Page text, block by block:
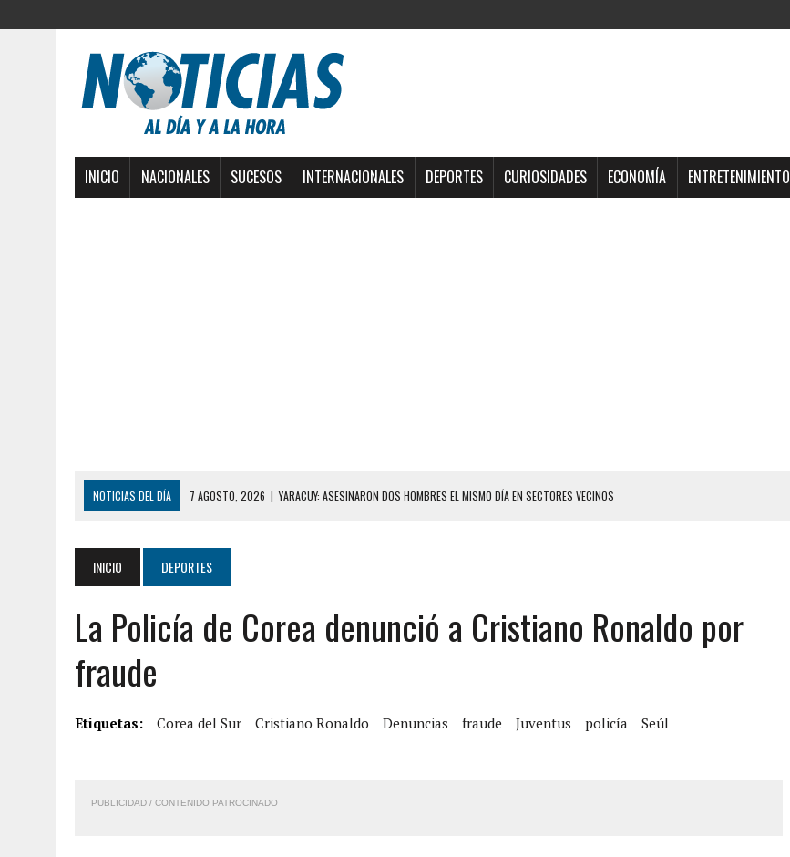
INICIO NACIONALES SUCESOS INTERNACIONALES DEPORTES CURIOSIDADES ECONOMÍA ENTRETENIMIENTO
NOTICIAS DEL DÍA 7 AGOSTO, 2026 | YARACUY: ASESINARON DOS HOMBRES EL MISMO DÍA EN SECTORES VECINOS
6 AGOSTO, 2026 | BARINAS: ADOLESCENTE SE QUITÓ LA VIDA TRAS SER ACOSADA Y ABUSADA POR LA PAREJA DE SU ABUELA
6 AGOSTO, 2026
|
CONMOCIÓN EN COLORADO POR ASESINATO DE UNA ADOLESCENTE VENEZOLANA EN REUNIÓN CON AMIGOS
5 AGOSTO, 2026 | PRESUNTO BROTE PSICÓTICO POR FALTA DE TRATAMIENTO DESENCADENÓ TRAGEDIA FAMILIAR
5 AGOSTO, 2026
7 AGOSTO, 2026
INICIO DEPORTES
La Policía de Corea denunció a Cristiano Ronaldo por
fraude
Etiquetas: Corea del Sur Cristiano Ronaldo Denuncias fraude Juventus policía Seúl
PUBLICIDAD / CONTENIDO PATROCINADO